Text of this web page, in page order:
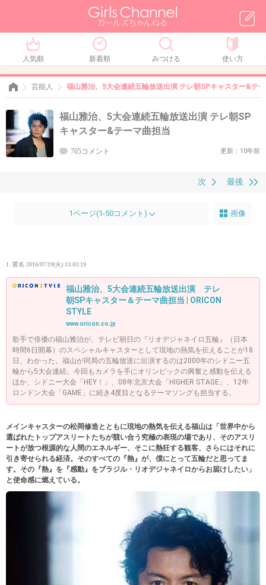
人気順 新着順 みつける 使い方
芸能人 福山雅治、5大会連続五輪放送出演 テレ朝SPキャスター&テ
福山雅治、5大会連続五輪放送出演 テレ朝SP
キャスター&テーマ曲担当
705コメント 更新：10年前
最後
次
1ページ(1-50コメント) 画像
1. 匿名 2016/07/19(火) 13:03:19
福山雅治、5大会連続五輪放送出演 テレ
朝SPキャスター＆テーマ曲担当 | ORICON
STYLE
www.oricon.co.jp
歌手で俳優の福山雅治が、テレビ朝日の『リオデジャネイロ五輪』（日本
時間6日開幕）のスペシャルキャスターとして現地の熱気を伝えることが18
日、わかった。福山が同局の五輪放送に出演するのは2000年のシドニー五
輪から5大会連続。今回もカメラを手にオリンピックの興奮と感動を伝える
ほか、シドニー大会「HEY！」、08年北京大会「HIGHER STAGE」、12年
ロンドン大会「GAME」に続き4度目となるテーマソングも担当する。
メインキャスターの松岡修造とともに現地の熱気を伝える福山は「世界中から
選ばれたトップアスリートたちが競い合う究極の表現の場であり、そのアスリ
ートが放つ根源的な人間のエネルギー、そこに熱狂する観客、さらにはそれに
引き寄せられる経済。そのすべての『熱』が、僕にとって五輪だと思ってま
す。その『熱』を『感動』をブラジル・リオデジャネイロからお届けしたい」
と使命感に燃えている。